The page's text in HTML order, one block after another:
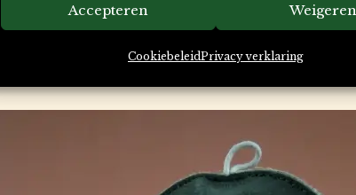
Accepteren Weigeren
CookiebeleidPrivacy verklaring